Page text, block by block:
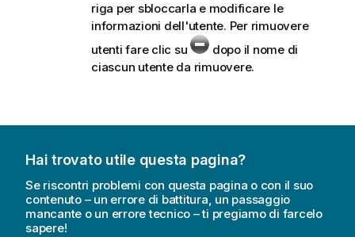
riga per sbloccarla e modificare le
informazioni dell'utente. Per rimuovere
utenti fare clic su
dopo il nome di
ciascun utente da rimuovere.
Hai trovato utile questa pagina?
Se riscontri problemi con questa pagina o con il suo
contenuto – un errore di battitura, un passaggio
mancante o un errore tecnico – ti pregiamo di farcelo
sapere!